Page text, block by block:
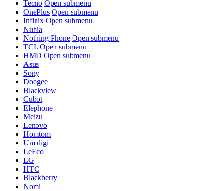
Tecno Open submenu
OnePlus Open submenu
Infinix Open submenu
Nubia
Nothing Phone Open submenu
TCL Open submenu
HMD Open submenu
Asus
Sony
Doogee
Blackview
Cubot
Elephone
Meizu
Lenovo
Homtom
Umidigi
LeEco
LG
HTC
Blackberry
Nomi